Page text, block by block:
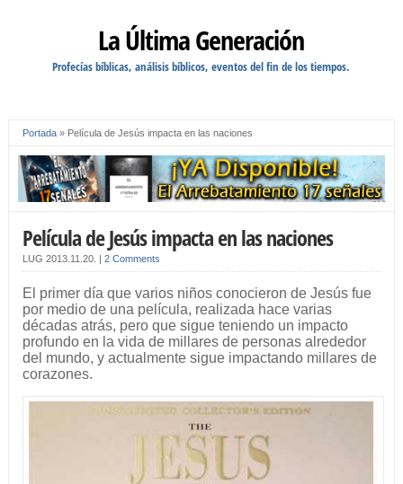
La Última Generación
Profecías bíblicas, análisis bíblicos, eventos del fin de los tiempos.
Portada» Película de Jesús impacta en las naciones
Película de Jesús impacta en las naciones
LUG 2013.11.20. 2 Comments
El primer día que varios niños conocieron de Jesús fue
por medio de una película, realizada hace varias
décadas atrás, pero que sigue teniendo un impacto
profundo en la vida de millares de personas alrededor
del mundo, y actualmente sigue impactando millares de
corazones.